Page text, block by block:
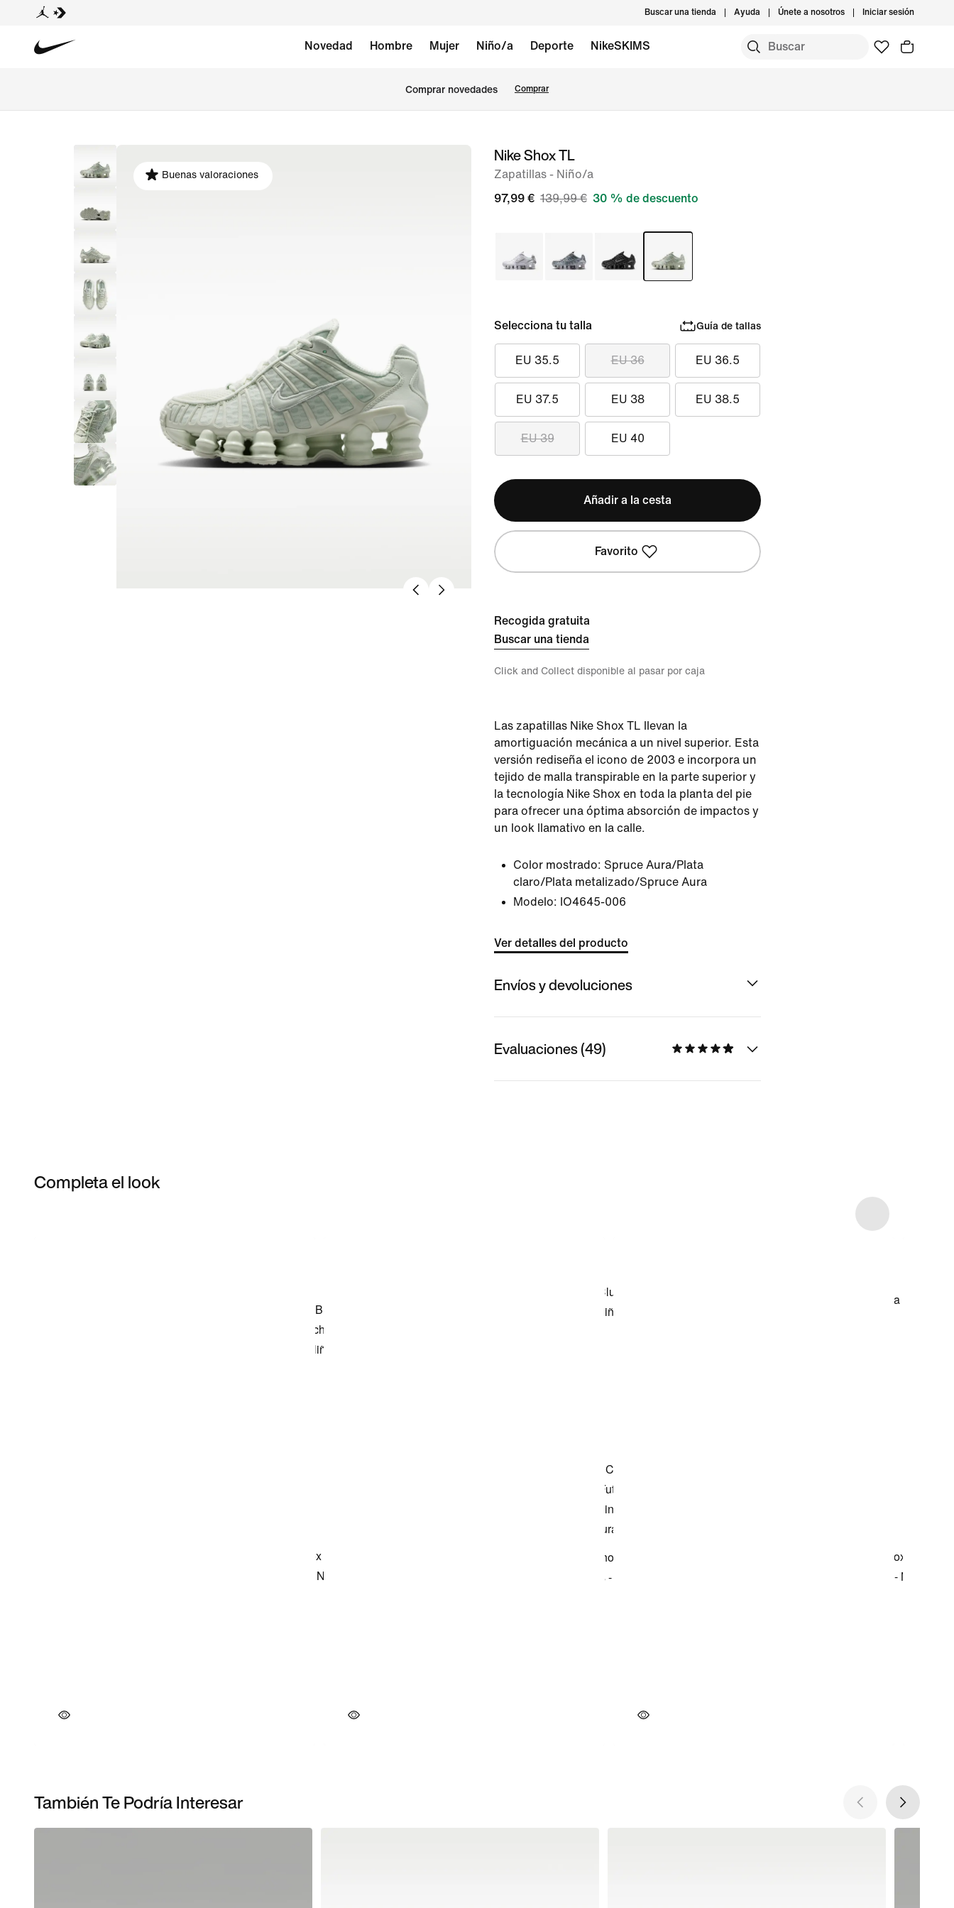
Buscar una tienda Ayuda Únete a nosotros Iniciar sesión
Novedad Hombre Mujer Niño/a Deporte NikeSKIMS
Comprar novedades Comprar
Imagen
Buenas valoraciones
Nike Shox TL
Zapatillas - Niño/a
97,99 € 139,99 € 30 % de descuento
Selecciona tu talla Guía de tallas
EU 35.5 EU 36 EU 36.5
EU 37.5 EU 38 EU 38.5
EU 39 EU 40
Añadir a la cesta
Favorito
Recogida gratuita
Buscar una tienda
Click and Collect disponible al pasar por caja
Las zapatillas Nike Shox TL llevan la
amortiguación mecánica a un nivel superior. Esta
versión rediseña el icono de 2003 e incorpora un
tejido de malla transpirable en la parte superior y
la tecnología Nike Shox en toda la planta del pie
para ofrecer una óptima absorción de impactos y
un look llamativo en la calle.
Color mostrado: Spruce Aura/Plata
claro/Plata metalizado/Spruce Aura
Modelo: IO4645-006
Ver detalles del producto
Envíos y devoluciones
Evaluaciones (49)
Completa el look
También Te Podría Interesar